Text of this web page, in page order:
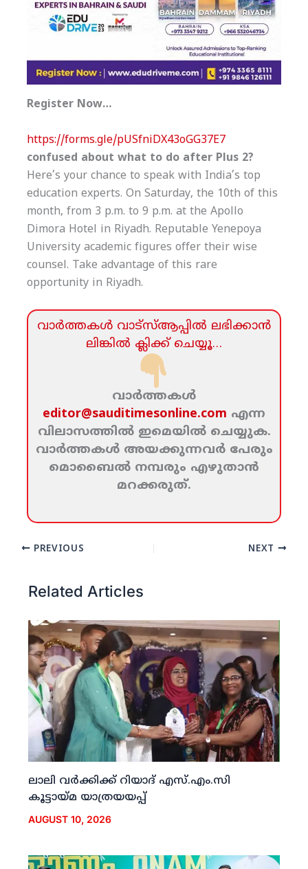
Register Now…
https://forms.gle/pUSfniDX43oGG37E7
confused about what to do after Plus 2?
Here’s your chance to speak with India’s top
education experts. On Saturday, the 10th of this
month, from 3 p.m. to 9 p.m. at the Apollo
Dimora Hotel in Riyadh. Reputable Yenepoya
University academic figures offer their wise
counsel. Take advantage of this rare
opportunity in Riyadh.
വാര്‍ത്തകള്‍ വാട്‌സ്‌ആപ്പില്‍ ലഭിക്കാന്‍
ലിങ്കില്‍ ക്ലിക്ക്‌ ചെയ്യൂ…
വാര്‍ത്തകള്‍
editor@sauditimesonline.com എന്ന
വിലാസത്തില്‍ ഇമെയില്‍ ചെയ്യുക.
വാര്‍ത്തകള്‍ അയക്കുന്നവര്‍ പേരും
മൊബൈല്‍ നമ്പരും എഴുതാന്‍
മറക്കരുത്‌.
PREVIOUS NEXT
Related Articles
ലാലി വര്‍ക്കിക്ക് റിയാദ് എസ്.എം.സി
കൂട്ടായ്മ യാത്രയയപ്പ്
AUGUST 10, 2026